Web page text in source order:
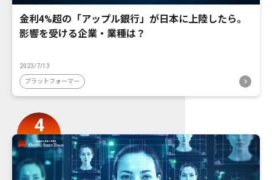
金利4%超の「アップル銀行」が日本に上陸したら。
影響を受ける企業・業種は？
2023/7/13
プラットフォーマー